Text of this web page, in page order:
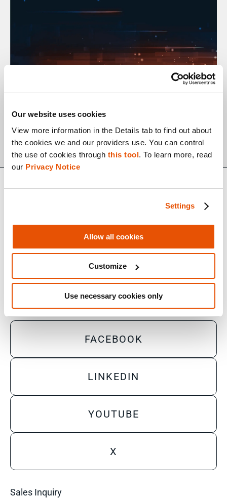
Our website uses cookies
View more information in the Details tab to find out about
the cookies we and our providers use. You can control
the use of cookies through this tool. To learn more, read
our Privacy Notice
Settings
Allow all cookies
Customize
Use necessary cookies only
FICHAS INFORMATIVAS10.09.19
Invasão e desmantelamento de gangues
com inteligência digital
Privacy Statement
Do Not Sell/Share My Personal Information
FACEBOOK
LINKEDIN
YOUTUBE
X
Sales Inquiry